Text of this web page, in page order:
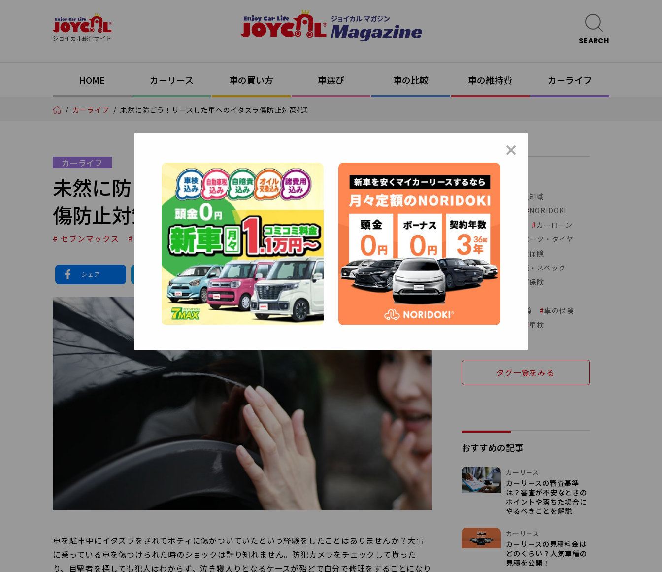
ジョイカル総合サイト SEARCH
HOME カーリース 車の買い方 車選び 車の比較 車の維持費 カーライフ
/ カーライフ / 未然に防ごう！リースした車へのイタズラ傷防止対策4選
カーライフ 2022年2月21日 (2022年5月20日 更新)
未然に防ごう！リースした車へのイタズラ
傷防止対策4選
# セブンマックス # NORIDOKI # カーメンテナンス # 初心者向け # 車のトラブル・故障
シェア シェア LINEで送る ブックマーク noteで書く
車を駐車中にイタズラをされてボディに傷がついていたという経験をしたことはありませんか？大事
に乗っている車を傷つけられた時のショックは計り知れません。防犯カメラをチェックして貰った
り、目撃者を探しても犯人はわからず、泣き寝入りとなるケースが殆どで自分で修理をすることになり
# 人気のタグ
#イッカーズ
車豆知識
#NORIDOKI
#カーメンテナンス #カーローン
#クルマの契約
パーツ・タイヤ
#中古車購入
任意保険
#初心者向け
性能・スペック
#新車購入
自賠責保険
車のトラブル・故障 #車の保険
#車の購入コスト #車検
タグ一覧をみる
おすすめの記事
カーリース
カーリースの審査基準
は？審査が不安なときの
ポイントや落ちた場合に
やるべきことを解説
カーリース
カーリースの見積料金は
どのくらい？人気車種の
見積を公開！
×